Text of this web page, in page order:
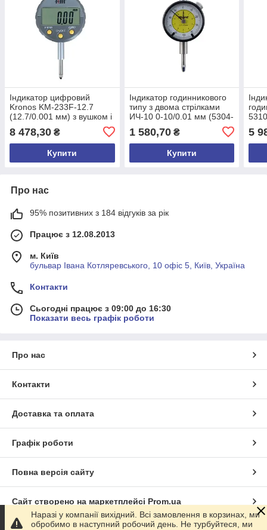
Індикатор цифровий
Kronos KM-233F-12.7
(12.7/0.001 мм) з вушком і
калібрування (mdr_2763)
8 478,30 ₴
Купити
Індикатор годинникового
типу з двома стрілками
ИЧ-10 0-10/0.01 мм (5304-
(mdr_2446)
1 580,70₴
Купити
5
Про нас
95% позитивних з 184 відгуків за рік
Працює з 12.08.2013
м. Київ
бульвар Івана Котляревського, 10 офіс 5, Київ, Україна
Контакти
Сьогодні працює з 09:00 до 16:30
Показати весь графік роботи
Про нас
Контакти
Доставка та оплата
Графік роботи
Повна версія сайту
Сайт створено на маркетплейсі Prom.ua
Наразі у компанії вихідний. Всі замовлення в корзинах, ми
обробимо в наступний робочий день. Не турбуйтеся, ми